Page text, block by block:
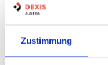
Zustimmung
ID: 24,00mm